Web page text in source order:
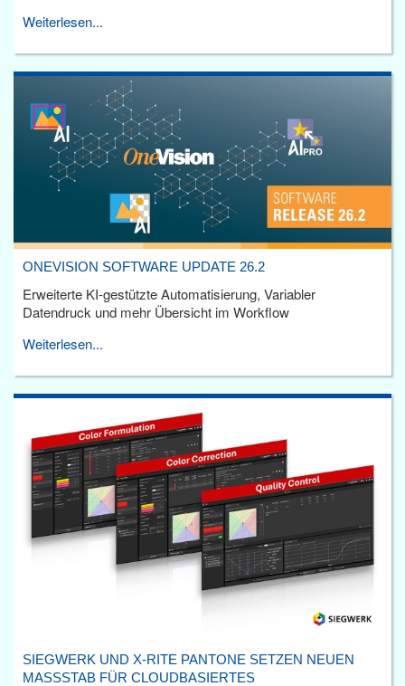
Weiterlesen...
ONEVISION SOFTWARE UPDATE 26.2
Erweiterte KI-gestützte Automatisierung, Variabler
Datendruck und mehr Übersicht im Workflow
Weiterlesen...
SIEGWERK UND X-RITE PANTONE SETZEN NEUEN
MASSSTAB FÜR CLOUDBASIERTES F